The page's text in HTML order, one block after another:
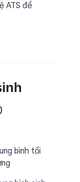
ATS để
bình tối